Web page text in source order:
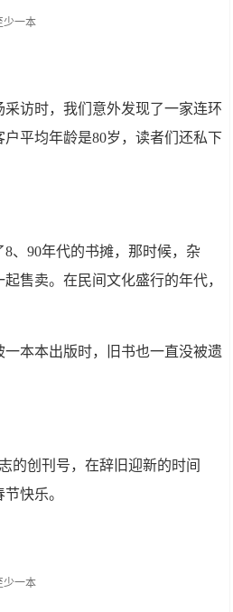
访时，我们意外发现了一家连环
平均年龄是80岁，读者们还私下
、90年代的书摊，那时候，杂
售卖。在民间文化盛行的年代，
一本本出版时，旧书也一直没被遗
的创刊号，在辞旧迎新的时间
快乐。